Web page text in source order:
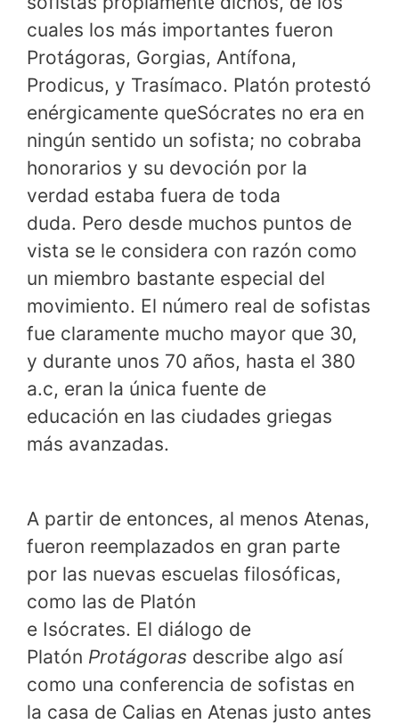
cuales los más importantes fueron
Protágoras, Gorgias, Antífona,
Prodicus, y Trasímaco. Platón protestó
enérgicamente queSócrates no era en
ningún sentido un sofista; no cobraba
honorarios y su devoción por la
verdad estaba fuera de toda
duda. Pero desde muchos puntos de
vista se le considera con razón como
un miembro bastante especial del
movimiento. El número real de sofistas
fue claramente mucho mayor que 30,
y durante unos 70 años, hasta el 380
a.c, eran la única fuente de
educación en las ciudades griegas
más avanzadas.
A partir de entonces, al menos Atenas,
fueron reemplazados en gran parte
por las nuevas escuelas filosóficas,
como las de Platón
e Isócrates. El diálogo de
Platón Protágoras describe algo así
como una conferencia de sofistas en
la casa de Calias en Atenas justo antes